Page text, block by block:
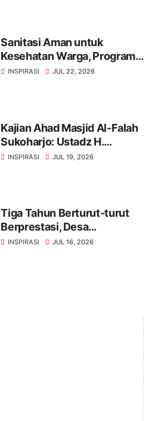
Sanitasi Aman untuk
Kesehatan Warga, Program
Sanitasi Terpadu Djarum
INSPIRASI JUL 22, 2026
Kajian Ahad Masjid Al-Falah
Sukoharjo: Ustadz H.
Muhammad Amiruddin
INSPIRASI JUL 19, 2026
Tiga Tahun Berturut-turut
Berprestasi, Desa
Slogoretno Kembali Raih
INSPIRASI JUL 16, 2026